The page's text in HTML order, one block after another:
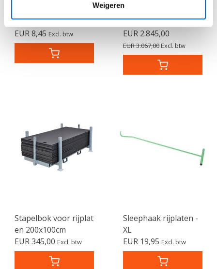
Weigeren
EUR 8,45 Excl. btw
Stapelbok + 26/30 rij
platen HD 200x100cm
HD
EUR 2.845,00
EUR 3.067,00 Excl. btw
Stapelbok voor rijplat
en 200x100cm
EUR 345,00 Excl. btw
Sleephaak rijplaten -
XL
EUR 19,95 Excl. btw